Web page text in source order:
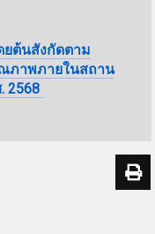
ต้นสังกัดตาม
ภาพภายในสถาน
2568